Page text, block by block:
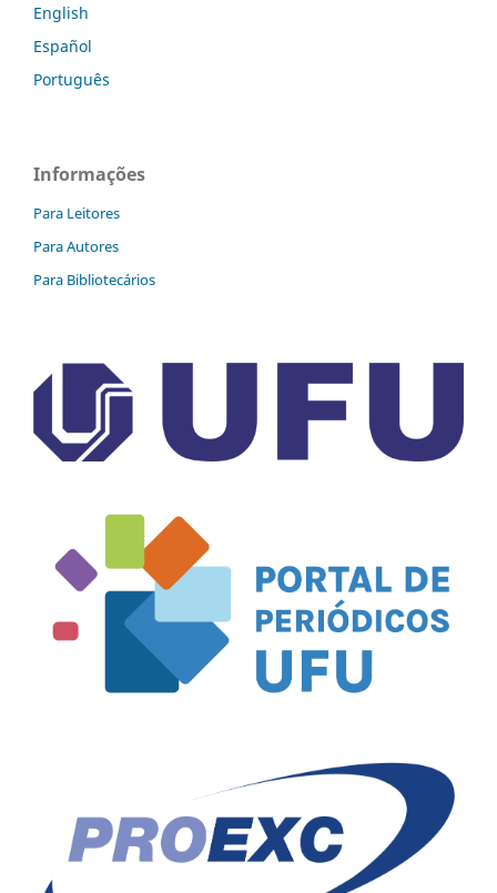
English
Español
Português
Informações
Para Leitores
Para Autores
Para Bibliotecários